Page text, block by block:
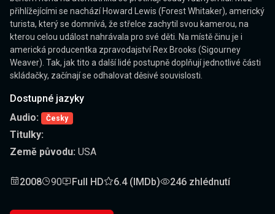
přihlížejícími se nachází Howard Lewis (Forest Whitaker), americký
turista, který se domnívá, že střelce zachytil svou kamerou, na
kterou celou událost nahrávala pro své děti. Na místě činu je i
americká producentka zpravodajství Rex Brooks (Sigourney
Weaver). Tak, jak tito a další lidé postupně doplňují jednotlivé části
skládačky, začínají se odhalovat děsivé souvislosti.
Dostupné jazyky
Audio:
Česky
Titulky:
Země původu: USA
2008 90 Full HD 6.4 (IMDb) 246 zhlédnutí